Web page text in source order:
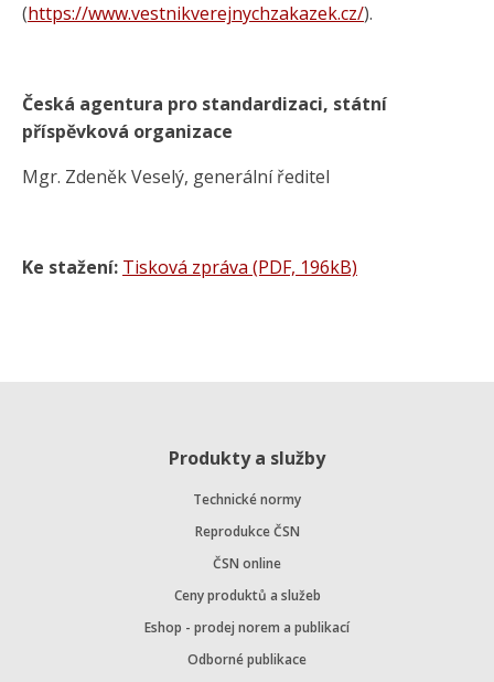
(https://www.vestnikverejnychzakazek.cz/).
Česká agentura pro standardizaci, státní
příspěvková organizace
Mgr. Zdeněk Veselý, generální ředitel
Ke stažení: Tisková zpráva (PDF, 196kB)
Produkty a služby
Technické normy
Reprodukce ČSN
ČSN online
Ceny produktů a služeb
Eshop - prodej norem a publikací
Odborné publikace